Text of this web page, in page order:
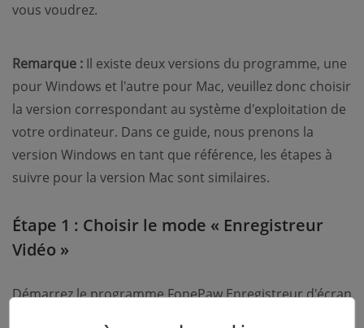
vous voudrez.
Remarque : Il existe deux versions du programme, une
pour Windows et l'autre pour Mac, veuillez donc choisir
la version correspondant au système d'exploitation de
votre ordinateur. Dans ce guide, nous prenons la
version Windows en tant que référence, les étapes à
suivre pour la version Mac sont similaires.
Étape 1 : Choisir le mode « Enregistreur
Vidéo »
Démarrez le programme FonePaw Enregistreur d'écran